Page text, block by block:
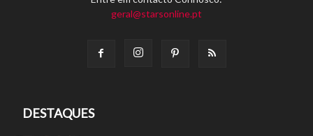
geral@starsonline.pt
DESTAQUES